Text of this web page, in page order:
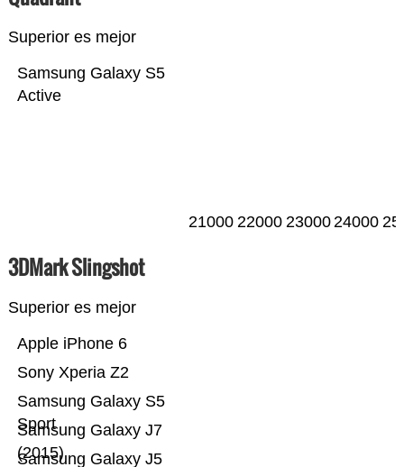
Superior es mejor
Samsung Galaxy S5
Active
21000 22000 2300024000
3DMark Slingshot
Superior es mejor
Samsung Galaxy J5
Samsung Galaxy J7
(2015)
Samsung Galaxy S5
Sport
Sony Xperia Z2
Apple iPhone 6